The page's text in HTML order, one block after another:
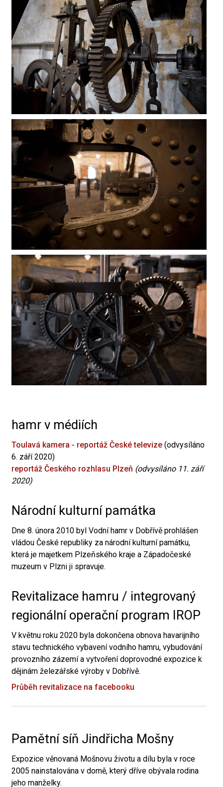
hamr v médiích
Toulavá kamera - reportáž České televize (odvysíláno
6. září 2020)
reportáž Českého rozhlasu Plzeň (odvysíláno 11. září
2020)
Národní kulturní památka
Dne 8. února 2010 byl Vodní hamr v Dobřívě prohlášen
vládou České republiky za národní kulturní památku,
která je majetkem Plzeňského kraje a Západočeské
muzeum v Plzni ji spravuje.
Revitalizace hamru / integrovaný
regionální operační program IROP
V květnu roku 2020 byla dokončena obnova havarijního
stavu technického vybavení vodního hamru, vybudování
provozního zázemí a vytvoření doprovodné expozice k
dějinám železářské výroby v Dobřívě.
Průběh revitalizace na facebooku
Pamětní síň Jindřicha Mošny
Expozice věnovaná Mošnovu životu a dílu byla v roce
2005 nainstalována v domě, který dříve obývala rodina
jeho manželky.